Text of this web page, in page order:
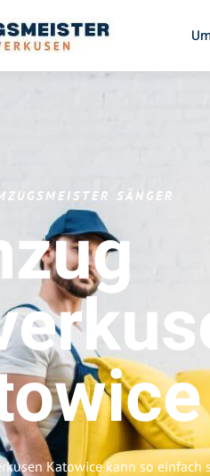
SÄNGER
Katowice kann so einfach